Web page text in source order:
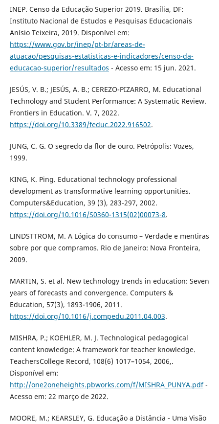
INEP. Censo da Educação Superior 2019. Brasília, DF:
Instituto Nacional de Estudos e Pesquisas Educacionais
Anísio Teixeira, 2019. Disponível em:
https://www.gov.br/inep/pt-br/areas-de-
atuacao/pesquisas-estatisticas-e-indicadores/censo-da-
educacao-superior/resultados - Acesso em: 15 jun. 2021.
JESÚS, V. B.; JESÚS, A. B.; CEREZO-PIZARRO, M. Educational
Technology and Student Performance: A Systematic Review.
Frontiers in Education. V. 7, 2022.
https://doi.org/10.3389/feduc.2022.916502.
JUNG, C. G. O segredo da flor de ouro. Petrópolis: Vozes,
1999.
KING, K. Ping. Educational technology professional
development as transformative learning opportunities.
Computers&Education, 39 (3), 283-297, 2002.
https://doi.org/10.1016/S0360-1315(02)00073-8.
LINDSTTROM, M. A Lógica do consumo – Verdade e mentiras
sobre por que compramos. Rio de Janeiro: Nova Fronteira,
2009.
MARTIN, S. et al. New technology trends in education: Seven
years of forecasts and convergence. Computers &
Education, 57(3), 1893-1906, 2011.
https://doi.org/10.1016/j.compedu.2011.04.003.
MISHRA, P.; KOEHLER, M. J. Technological pedagogical
content knowledge: A framework for teacher knowledge.
TeachersCollege Record, 108(6) 1017–1054, 2006,.
Disponível em:
http://one2oneheights.pbworks.com/f/MISHRA_PUNYA.pdf-
Acesso em: 22 março de 2022.
MOORE, M.; KEARSLEY, G. Educação a Distância - Uma Visão